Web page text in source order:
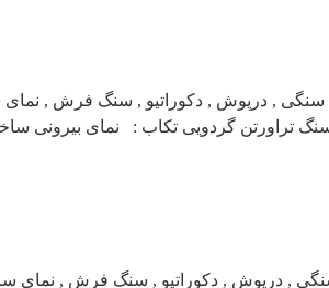
سنگی , درپوش , دکوراتیو , سنگ فرش ,
تراورتن گردویی تکاب : نمای بیرونی
, درپوش , دکوراتیو , سنگ فرش , نمای